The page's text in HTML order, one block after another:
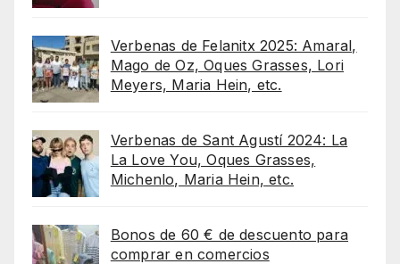
Verbenas de Felanitx 2025: Amaral,
Mago de Oz, Oques Grasses, Lori
Meyers, Maria Hein, etc.
Verbenas de Sant Agustí 2024: La
La Love You, Oques Grasses,
Michenlo, Maria Hein, etc.
Bonos de 60 € de descuento para
comprar en comercios